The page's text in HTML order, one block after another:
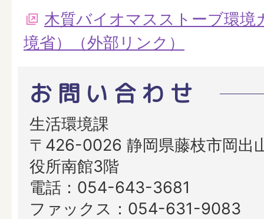
木質バイオマスストーブ環境
境省）（外部リンク）
お問い合わせ
生活環境課
〒426-0026 静岡県藤枝市岡出
役所南館3階
電話：054-643-3681
ファックス：054-631-9083